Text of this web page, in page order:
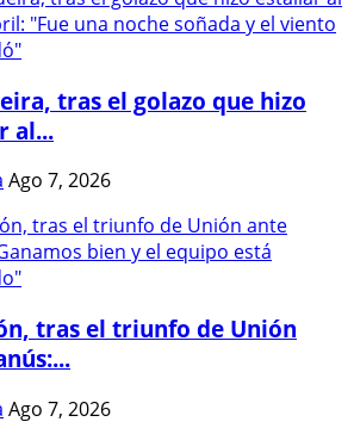
tras el golazo que hizo
al...
Ago 7, 2026
tras el triunfo de Unión
Ago 7, 2026